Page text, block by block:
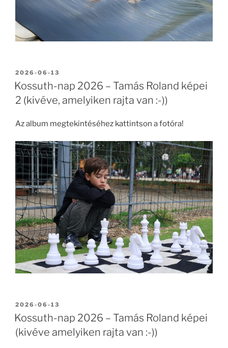
BEKÜLDVE:
2026-06-13
Kossuth-nap 2026 – Tamás Roland képei
2 (kivéve, amelyiken rajta van :-))
Az album megtekintéséhez kattintson a fotóra!
BEKÜLDVE:
2026-06-13
Kossuth-nap 2026 – Tamás Roland képei
(kivéve amelyiken rajta van :-))